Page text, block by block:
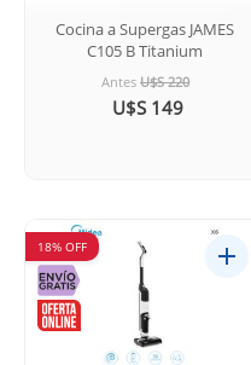
Cocina a Supergas JAMES
C105 B Titanium
Antes U$S 220
U$S 149
18% OFF